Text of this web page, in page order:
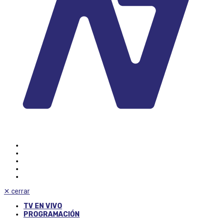
✕ cerrar
TV EN VIVO
PROGRAMACIÓN